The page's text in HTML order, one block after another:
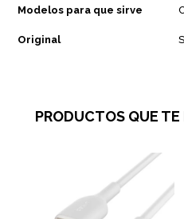
Modelos para que sirve
Original
PRODUCTOS QUE